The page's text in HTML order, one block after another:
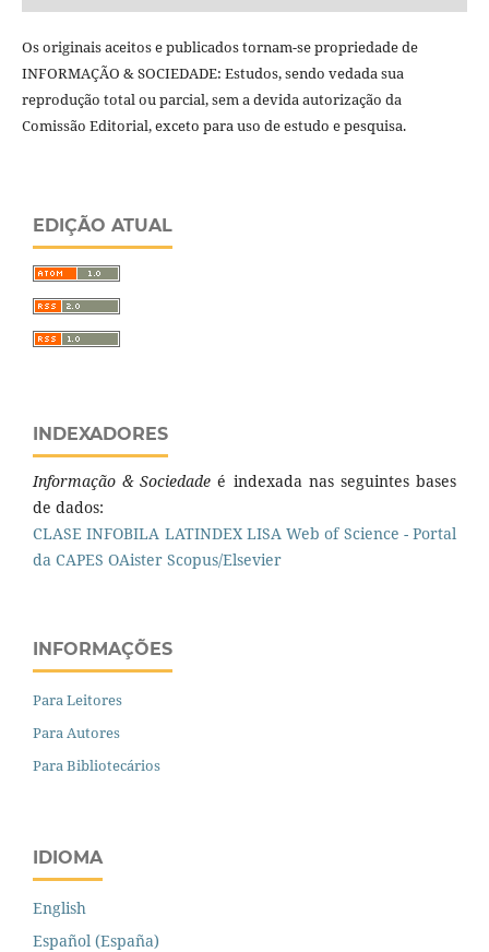
Os originais aceitos e publicados tornam-se propriedade de
INFORMAÇÃO & SOCIEDADE: Estudos, sendo vedada sua
reprodução total ou parcial, sem a devida autorização da
Comissão Editorial, exceto para uso de estudo e pesquisa.
EDIÇÃO ATUAL
INDEXADORES
Informação & Sociedadeé indexada nas seguintes bases
de dados:
CLASE INFOBILA LATINDEX LISA Web of Science - Portal
da CAPES OAister Scopus/Elsevier
INFORMAÇÕES
Para Leitores
Para Autores
Para Bibliotecários
IDIOMA
English
Español (España)